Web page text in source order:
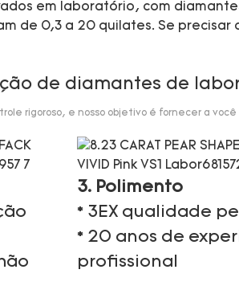
em laboratório, com
de 0,3 a 20 quilates. Se
de diamantes de
rigoroso, e nosso objetivo é fornecer a
3. Polimento
* 3EX qualidade
* 20 anos de
profissional